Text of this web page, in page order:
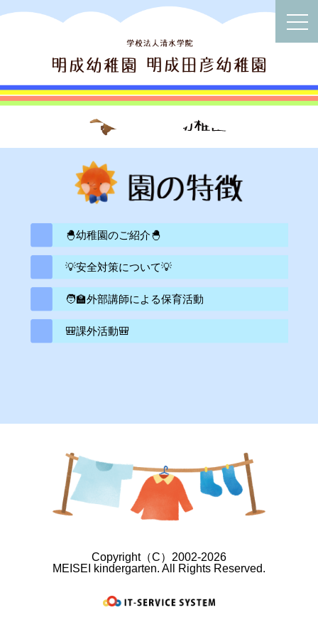
🐣幼稚園のご紹介🐣
💡安全対策について💡
🧑‍🏫外部講師による保育活動
🎒課外活動🎒
Copyright（C）2002-2026
MEISEI kindergarten. All Rights Reserved.